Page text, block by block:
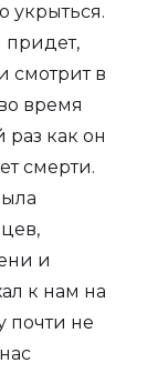
укрыться.
придет,
смотрит в
время
как он
смерти.
и
к нам на
почти не